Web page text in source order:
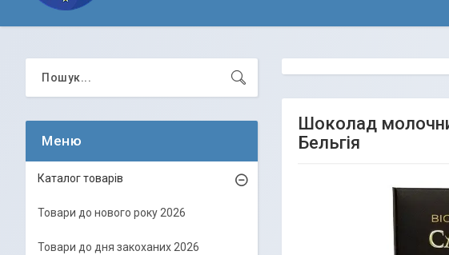
Шоколад
Бельгія
Каталог товарів
Товари до нового року 2026
Товари до дня закоханих 2026